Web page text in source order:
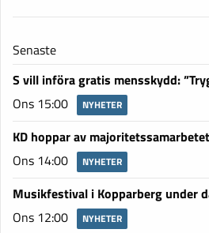
Senaste
S vill införa gratis mensskydd:
Ons 15:00
NYHETER
KD hoppar av
Ons 14:00
NYHETER
Musikfestival i Kopparberg under
Ons 12:00
NYHETER